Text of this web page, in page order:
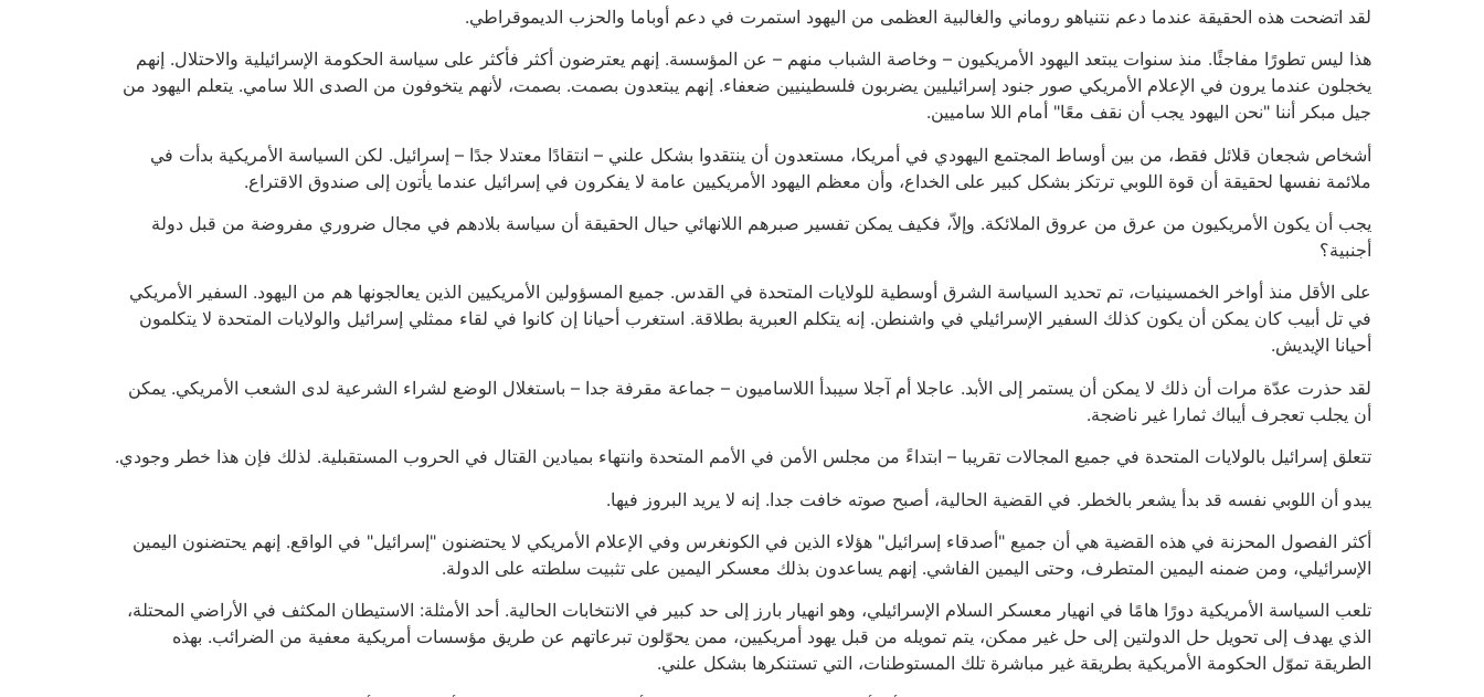
لقد اتضحت هذه الحقيقة عندما دعم نتنياهو روماني والغالبية العظمى من اليهود استمرت في دعم أوباما والحزب الديموقراطي.
هذا ليس تطورًا مفاجئًا. منذ سنوات يبتعد اليهود الأمريكيون – وخاصة الشباب منهم – عن المؤسسة. إنهم يعترضون أكثر فأكثر على سياسة الحكومة الإسرائيلية والاحتلال. إنهم
يخجلون عندما يرون في الإعلام الأمريكي صور جنود إسرائيليين يضربون فلسطينيين ضعفاء. إنهم يبتعدون بصمت. بصمت، لأنهم يتخوفون من الصدى اللا سامي. يتعلم اليهود من
جيل مبكر أننا "نحن اليهود يجب أن نقف معًا" أمام اللا ساميين.
أشخاص شجعان قلائل فقط، من بين أوساط المجتمع اليهودي في أمريكا، مستعدون أن ينتقدوا بشكل علني – انتقادًا معتدلا جدًا – إسرائيل. لكن السياسة الأمريكية بدأت في
ملائمة نفسها لحقيقة أن قوة اللوبي ترتكز بشكل كبير على الخداع، وأن معظم اليهود الأمريكيين عامة لا يفكرون في إسرائيل عندما يأتون إلى صندوق الاقتراع.
يجب أن يكون الأمريكيون من عرق من عروق الملائكة. وإلاّ، فكيف يمكن تفسير صبرهم اللانهائي حيال الحقيقة أن سياسة بلادهم في مجال ضروري مفروضة من قبل دولة
أجنبية؟
على الأقل منذ أواخر الخمسينيات، تم تحديد السياسة الشرق أوسطية للولايات المتحدة في القدس. جميع المسؤولين الأمريكيين الذين يعالجونها هم من اليهود. السفير الأمريكي
في تل أبيب كان يمكن أن يكون كذلك السفير الإسرائيلي في واشنطن. إنه يتكلم العبرية بطلاقة. استغرب أحيانا إن كانوا في لقاء ممثلي إسرائيل والولايات المتحدة لا يتكلمون
أحيانا الإيديش.
لقد حذرت عدّة مرات أن ذلك لا يمكن أن يستمر إلى الأبد. عاجلا أم آجلا سيبدأ اللاساميون – جماعة مقرفة جدا – باستغلال الوضع لشراء الشرعية لدى الشعب الأمريكي. يمكن
أن يجلب تعجرف أيباك ثمارا غير ناضجة.
تتعلق إسرائيل بالولايات المتحدة في جميع المجالات تقريبا – ابتداءً من مجلس الأمن في الأمم المتحدة وانتهاء بميادين القتال في الحروب المستقبلية. لذلك فإن هذا خطر وجودي.
يبدو أن اللوبي نفسه قد بدأ يشعر بالخطر. في القضية الحالية، أصبح صوته خافت جدا. إنه لا يريد البروز فيها.
أكثر الفصول المحزنة في هذه القضية هي أن جميع "أصدقاء إسرائيل" هؤلاء الذين في الكونغرس وفي الإعلام الأمريكي لا يحتضنون "إسرائيل" في الواقع. إنهم يحتضنون اليمين
الإسرائيلي، ومن ضمنه اليمين المتطرف، وحتى اليمين الفاشي. إنهم يساعدون بذلك معسكر اليمين على تثبيت سلطته على الدولة.
تلعب السياسة الأمريكية دورًا هامًا في انهيار معسكر السلام الإسرائيلي، وهو انهيار بارز إلى حد كبير في الانتخابات الحالية. أحد الأمثلة: الاستيطان المكثف في الأراضي المحتلة،
الذي يهدف إلى تحويل حل الدولتين إلى حل غير ممكن، يتم تمويله من قبل يهود أمريكيين، ممن يحوّلون تبرعاتهم عن طريق مؤسسات أمريكية معفية من الضرائب. بهذه
الطريقة تموّل الحكومة الأمريكية بطريقة غير مباشرة تلك المستوطنات، التي تستنكرها بشكل علني.